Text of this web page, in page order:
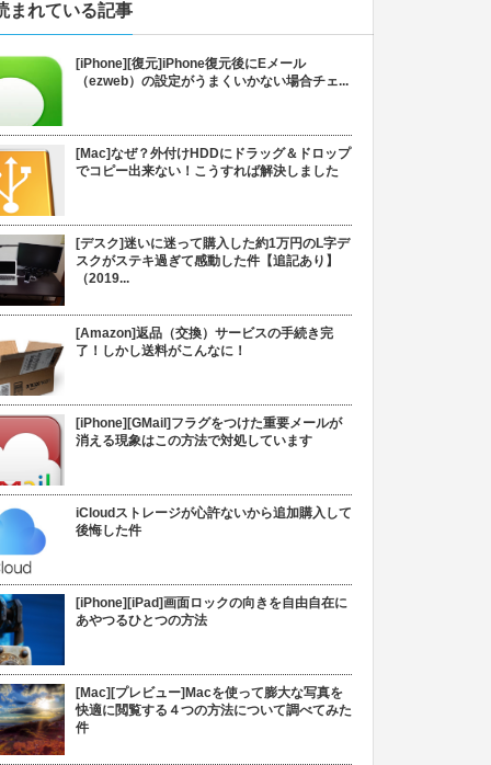
まれている記事
[iPhone][復元]iPhone復元後にEメール
（ezweb）の設定がうまくいかない場合チェ...
[Mac]なぜ？外付けHDDにドラッグ＆ドロップ
でコピー出来ない！こうすれば解決しました
[デスク]迷いに迷って購入した約1万円のL字デ
スクがステキ過ぎて感動した件【追記あり】
（2019...
[Amazon]返品（交換）サービスの手続き完
了！しかし送料がこんなに！
[iPhone][GMail]フラグをつけた重要メールが
消える現象はこの方法で対処しています
iCloudストレージが心許ないから追加購入して
後悔した件
[iPhone][iPad]画面ロックの向きを自由自在に
あやつるひとつの方法
[Mac][プレビュー]Macを使って膨大な写真を
快適に閲覧する４つの方法について調べてみた
件